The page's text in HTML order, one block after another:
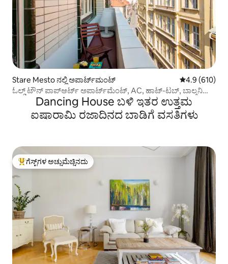
Stare Mesto ನಲ್ಲಿ ಅಪಾರ್ಟ್‌ಮಂಟ್ 5 ರಲ್ಲಿ 4.9
4.9 (610)
ಓಲ್ಡ್ ಟೌನ್ ಪಾಪ್‌ಆರ್ಟ್ ಅಪಾರ್ಟ್‌ಮೆಂಟ್, AC, ಹಾಟ್-ಟಬ್, ಬಾಲ್ಕನಿ
ಮತ್ತು ವೀಕ್ಷಣೆಗಳು!
Dancing House ಬಳಿ ಇತರ ಉತ್ತಮ
ಐಷಾರಾಮಿ ರಜಾದಿನದ ಬಾಡಿಗೆ ವಸತಿಗಳು
ಗೆಸ್ಟ್‌ಗಳಿಗೆ ಅತಿ ಹೆಚ್ಚು ಅಚ್ಚುಮೆಚ್ಚಿನದು
ಗೆಸ್ಟ್‌ಗಳ ಅಚ್ಚುಮೆಚ್ಚಿನದು